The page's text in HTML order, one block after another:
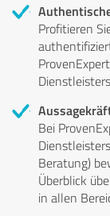
Profitieren
Bei
Beratung)
Überblick
in allen